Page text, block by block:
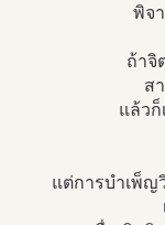
พิจ
ถ้าจิ
ส
แล้วก็
แต่การบำเพ็ญ